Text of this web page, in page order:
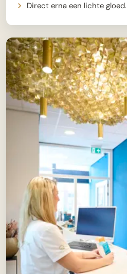
Direct erna een lichte gloed.